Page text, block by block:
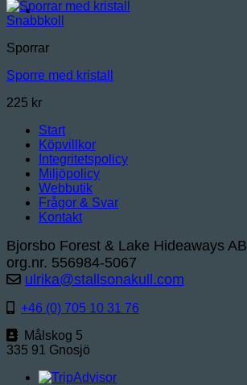
Snabbkoll
Sporrar
Sporre med kristall
225 kr
Start
Köpvillkor
Integritetspolicy
Miljöpolicy
Webbutik
Frågor & Svar
Kontakt
Bjorsbo Forest & Lake Hideaways AB
org.nr. 556984-5067
ulrika@stallsonakull.com
+46 (0) 705 10 31 76
Målskog 5
335 91 Gnosjö